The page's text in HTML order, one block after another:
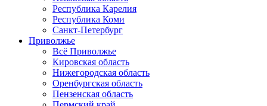
Республика Карелия
Республика Коми
Санкт-Петербург
Приволжье
Всё Приволжье
Кировская область
Нижегородская область
Оренбургская область
Пензенская область